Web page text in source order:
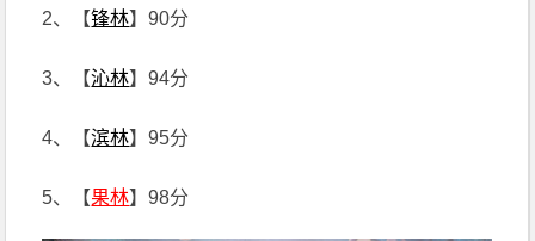
2、【锋林】90分
3、【沁林】94分
4、【滨林】95分
5、【果林】98分